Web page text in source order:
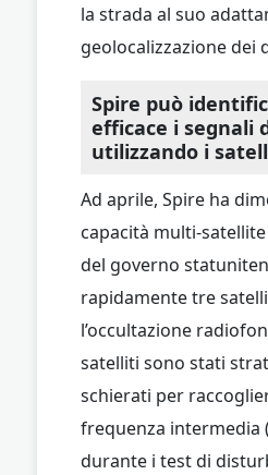
la strada al suo
geolocalizzazione dei
Spire può
efficace i segnali
utilizzando i
Ad aprile, Spire ha
capacità multi-
del governo
rapidamente tre
l’occultazione
satelliti sono stati
schierati per
frequenza intermedia
durante i test di